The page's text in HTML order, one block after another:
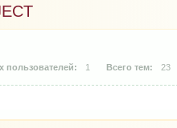
1 23